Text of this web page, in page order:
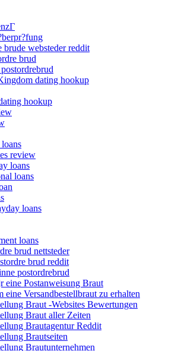
brude websteder reddit
brud
dating hookup
hookup
review
loans
loans
loans
loans
brud nettsteder
brud reddit
postordrebrud
eine Postanweisung Braut
eine Versandbestellbraut zu erhalten
Braut -Websites Bewertungen
Braut aller Zeiten
Brautagentur Reddit
Brautseiten
Brautunternehmen